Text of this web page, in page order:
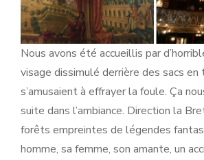
Nous avons été accueillis par
visage dissimulé derrière des sacs
s’amusaient à effrayer la foule. Ça
suite dans l’ambiance. Direction la
forêts empreintes de légendes
homme, sa femme, son amante, un